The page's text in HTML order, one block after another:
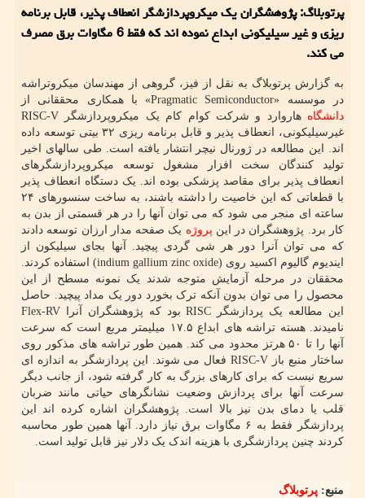
پرتوبلاگ: پژوهشگران یک میکروپردازشگر انعطاف پذیر، قابل برنامه
ریزی و غیر سیلیکونی ابداع نموده اند که فقط 6 مگاوات برق مصرف
می کند.
به گزارش پرتوبلاگ به نقل از فیز، گروهی از مهندسان میکروتراشه
در موسسه «Pragmatic Semiconductor» با همکاری محققانی از
دانشگاه
هاروارد و شرکت کوام کام یک میکروپردازشگر RISC-V
غیرسیلیکونی، انعطاف پذیر و قابل برنامه ریزی ۳۲ بیتی توسعه داده
اند. این مطالعه در ژورنال نیچر انتشار یافته است. طی سالهای اخیر
تولید کنندگان سخت افزار مشغول توسعه میکروپردازشگرهای
انعطاف پذیر برای مقاصد پزشکی بوده اند. یک دستگاه انعطاف پذیر
با قطعاتی که این خاصیت را داشته باشند، به ساخت سنسورهای ۲۴
ساعته ای منجر می شود که می توان آنها را در هر قسمتی از بدن به
کار برد. پژوهشگران در این پروژه یک صفحه مدار ارزان توسعه دادند
که می توان آنرا دور هر شی گردی پیچید. آنها بجای سیلیکون از
ایندیوم گالیوم اکسید روی (indium gallium zinc oxide) استفاده کردند.
محققان در مرحله آزمایش متوجه شدند یک نمونه مسطح از این
محصول را می توان بدون آنکه ترک بخورد دور یک مداد پیچید. حاصل
این مطالعه یک پردازشگر RISC بود که پژوهشگران آنرا Flex-RV
نامیدند. هسته تراشه های ابداع ۱۷.۵ میلیمتر مربع است که سرعت
آنها را تا ۵۰ هرتز محدود می کند. همین طور تراشه های مذکور روی
ساختار منبع باز RISC-V فعال می شوند. این پردازشگر به اندازه ای
سریع نیست که برای کارهای بزرگ به کار گرفته شود، از جانب دیگر
سرعت آنها برای پردازش وضعیت نشانگرهای حیاتی مانند ضربان
قلب یا دمای بدن نیز بالا است. پژوهشگران اشاره کرده اند این
پردازشگر فقط به ۶ مگاوات برق نیاز دارد. آنها همین طور محاسبه
کردند چنین پردازشگری با هزینه اندک یک دلار نیز قابل تولید است.
منبع: پرتوبلاگ